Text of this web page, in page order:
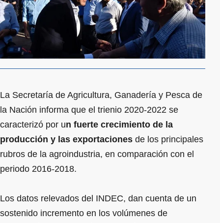
La Secretaría de Agricultura, Ganadería y Pesca de
la Nación informa que el trienio 2020-2022 se
caracterizó por un fuerte crecimiento de la
producción y las exportaciones de los principales
rubros de la agroindustria, en comparación con el
periodo 2016-2018.
Los datos relevados del INDEC, dan cuenta de un
sostenido incremento en los volúmenes de